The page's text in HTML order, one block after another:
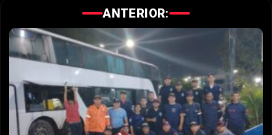
ANTERIOR: